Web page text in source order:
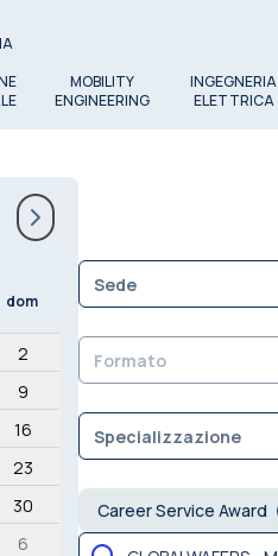
MOBILITY
ENGINEERING
INGEGNERIA
ELETTRICA
dom
2
9
16
23
30
6
Sede
Formato
Specializzazione
Career Service Award